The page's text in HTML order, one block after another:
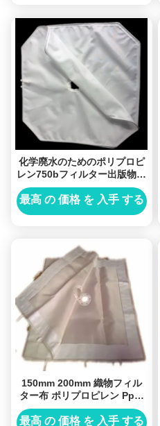
化学廃水のためのポリプロピ
レン750bフィルター出版物の
フィルタ クロス
最高 の 価格 を 入手 する
150mm 200mm 織物フィル
ター布 ポリプロピレン Ppフ
ィルター布
最高 の 価格 を 入手 する